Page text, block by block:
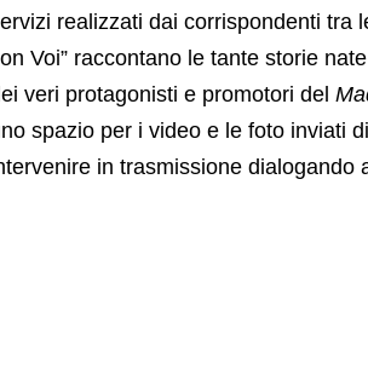
realizzati dai corrispondenti tra
Voi” raccontano le tante storie
veri protagonisti e promotori del
spazio per i video e le foto inviati
in trasmissione dialogando